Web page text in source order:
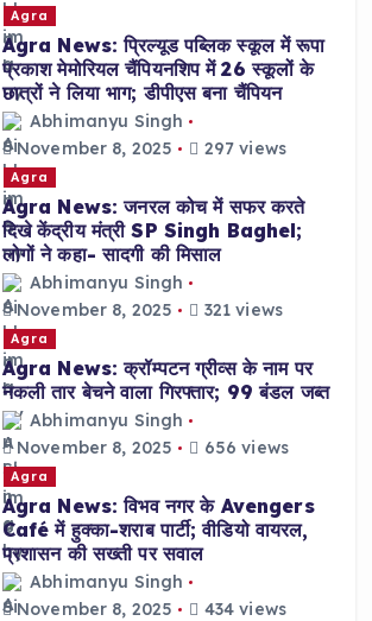
Agra
Agra News: प्रिल्यूड पब्लिक स्कूल में रूपा
प्रकाश मेमोरियल चैंपियनशिप में 26 स्कूलों के
छात्रों ने लिया भाग; डीपीएस बना चैंपियन
Abhimanyu Singh
November 8, 2025
297 views
Agra
Agra News: जनरल कोच में सफर करते
दिखे केंद्रीय मंत्री SP Singh Baghel;
लोगों ने कहा- सादगी की मिसाल
Abhimanyu Singh
November 8, 2025
321 views
Agra
Agra News: क्रॉम्पटन ग्रीव्स के नाम पर
नकली तार बेचने वाला गिरफ्तार; 99 बंडल जब्त
Abhimanyu Singh
November 8, 2025
656 views
Agra
Agra News: विभव नगर के Avengers
Café में हुक्का-शराब पार्टी; वीडियो वायरल,
प्रशासन की सख्ती पर सवाल
Abhimanyu Singh
November 8, 2025
434 views